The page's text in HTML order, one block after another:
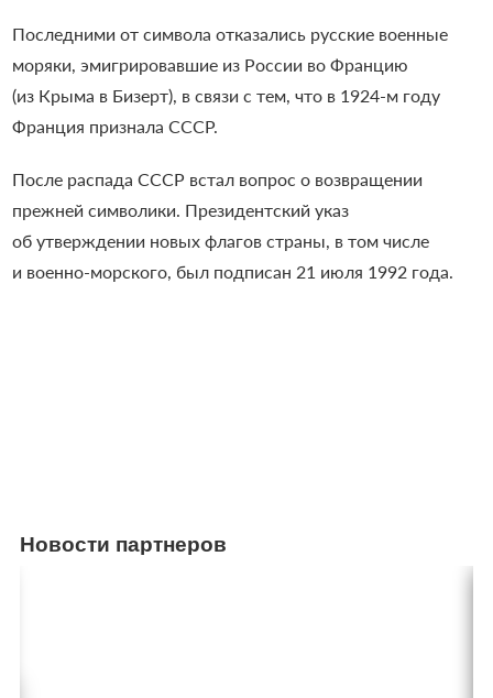
Последними от символа отказались русские военные
моряки, эмигрировавшие из России во Францию
(из Крыма в Бизерт), в связи с тем, что в 1924-м году
Франция признала СССР.
После распада СССР встал вопрос о возвращении
прежней символики. Президентский указ
об утверждении новых флагов страны, в том числе
и военно-морского, был подписан 21 июля 1992 года.
Новости партнеров